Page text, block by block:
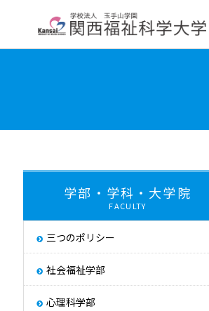
取り組み
学部・学科・大学院
FACULTY
三つのポリシー
社会福祉学部
心理科学部